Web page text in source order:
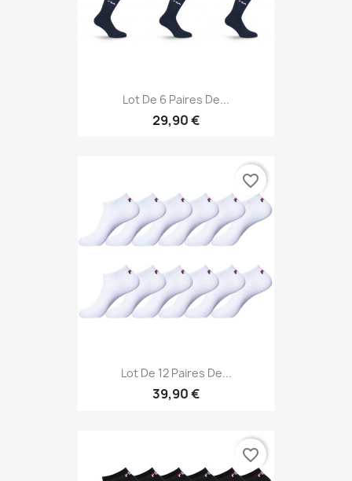
Lot De 6 Paires De...
29,90 €
Lot De 12 Paires De...
39,90 €
favorite_border
favorite_border